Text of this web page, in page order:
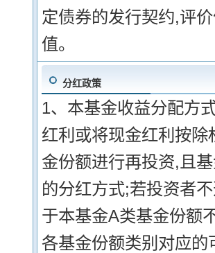
定债券的发行契约,评
值。
分红政策
1、本基金收益分配方
红利或将现金红利按
金份额进行再投资,且
的分红方式;若投资者
于本基金A类基金份额
各基金份额类别对应